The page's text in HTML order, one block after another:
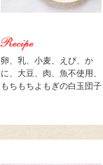
卵、乳、小麦、えび、か
に、大豆、肉、魚不使用、
もちもちよもぎの白玉団子